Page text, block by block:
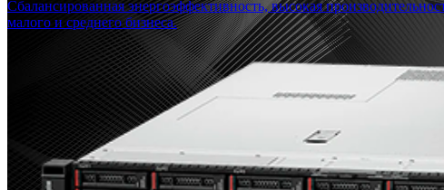
Сбалансированная энергоэффективность, высокая
малого и среднего бизнеса.